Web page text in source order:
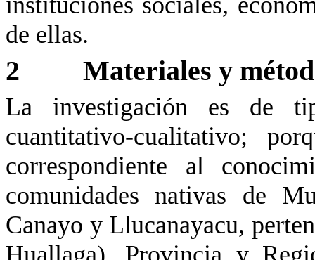
de ellas.
2 Materiales y
La investigación es de
cuantitativo-cualitativo;
correspondiente al
comunidades nativas de
Canayo y Llucanayacu,